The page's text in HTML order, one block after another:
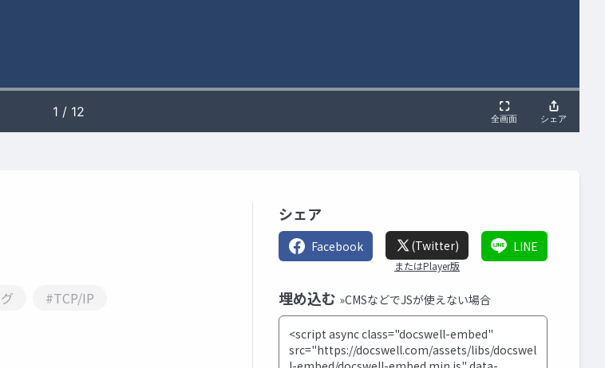
#TCP/IP
シェア
Facebook (Twitter)
またはPlayer版
LINE
埋め込む »CMSなどでJSが使えない場合